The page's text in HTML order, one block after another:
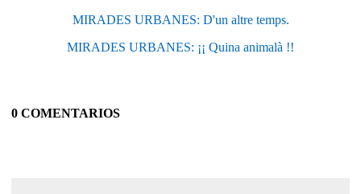
MIRADES URBANES: D'un altre temps.
MIRADES URBANES: ¡¡ Quina animalà !!
0 COMENTARIOS